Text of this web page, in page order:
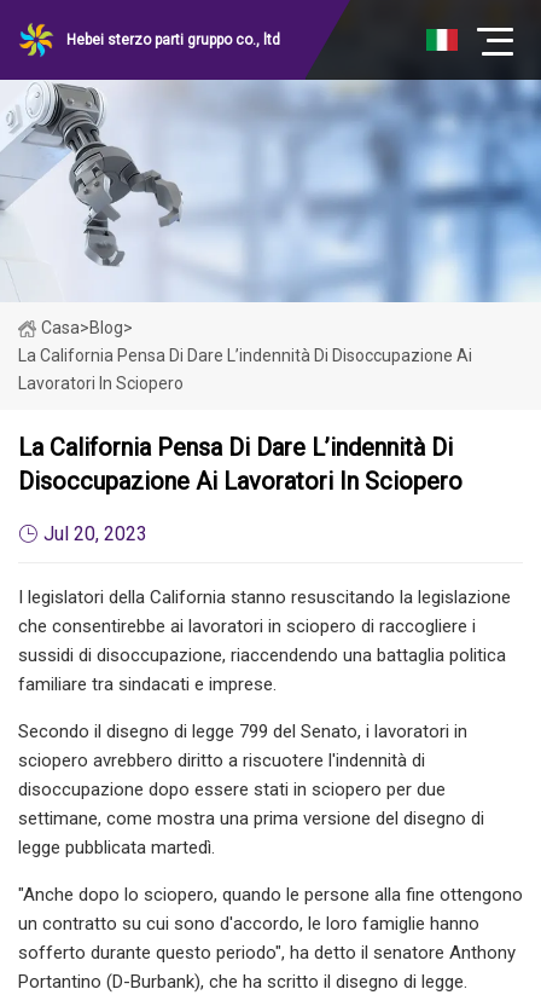
Hebei sterzo parti gruppo co., ltd
Casa>Blog>
La California Pensa Di Dare L’indennità Di Disoccupazione Ai
Lavoratori In Sciopero
La California Pensa Di Dare L’indennità Di
Disoccupazione Ai Lavoratori In Sciopero
Jul 20, 2023
I legislatori della California stanno resuscitando la legislazione
che consentirebbe ai lavoratori in sciopero di raccogliere i
sussidi di disoccupazione, riaccendendo una battaglia politica
familiare tra sindacati e imprese.
Secondo il disegno di legge 799 del Senato, i lavoratori in
sciopero avrebbero diritto a riscuotere l'indennità di
disoccupazione dopo essere stati in sciopero per due
settimane, come mostra una prima versione del disegno di
legge pubblicata martedì.
"Anche dopo lo sciopero, quando le persone alla fine ottengono
un contratto su cui sono d'accordo, le loro famiglie hanno
sofferto durante questo periodo", ha detto il senatore Anthony
Portantino (D-Burbank), che ha scritto il disegno di legge.